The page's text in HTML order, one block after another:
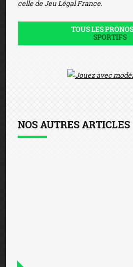
celle de Jeu Légal France.
TOUS LES
SPORTIFS
NOS AUTRES ARTICLES
concernant un opérateur qui